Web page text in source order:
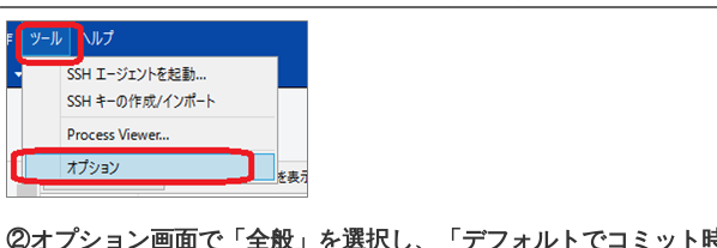
②オプション画面で「全般」を選択し、「デフォルトでコミット